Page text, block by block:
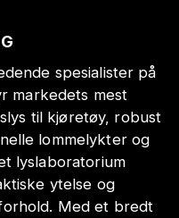
spesialister på
markedets mest
til kjøretøy, robust
lommelykter og
lyslaboratorium
ytelse og
Med et bredt